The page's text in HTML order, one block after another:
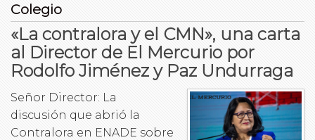
SAT
Beneficios
Contacto
Colegio
«La contralora y el CMN», una carta
al Director de El Mercurio por
Rodolfo Jiménez y Paz Undurraga
Señor Director: La
discusión que abrió la
Contralora en ENADE sobre